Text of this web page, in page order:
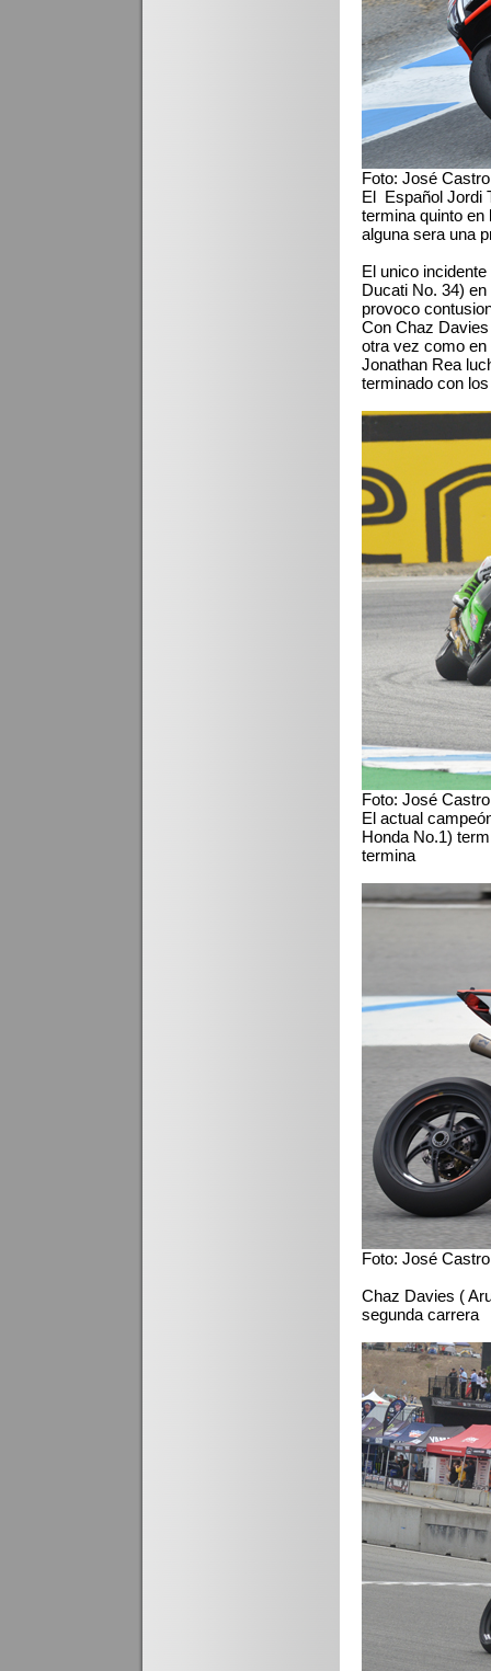
Foto: José
El Español Jordi
termina quinto en
alguna sera una
El unico
Ducati No. 34)
provoco
Con Chaz
otra vez como
Jonathan Rea
terminado con
Foto: José Castro
El actual
Honda No.1)
termina
Foto: José Castro
Chaz Davies (
segunda carrera